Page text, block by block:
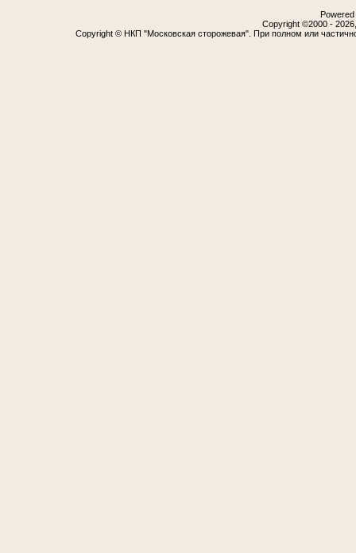
Copyright ©2000 -
Copyright © НКП "Московская сторожевая". При полном или